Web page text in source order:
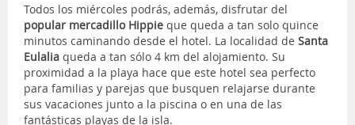
Todos los miércoles podrás, además, disfrutar del
popular mercadillo Hippie que queda a tan solo quince
minutos caminando desde el hotel. La localidad de Santa
Eulalia queda a tan sólo 4 km del alojamiento. Su
proximidad a la playa hace que este hotel sea perfecto
para familias y parejas que busquen relajarse durante
sus vacaciones junto a la piscina o en una de las
fantásticas playas de la isla.